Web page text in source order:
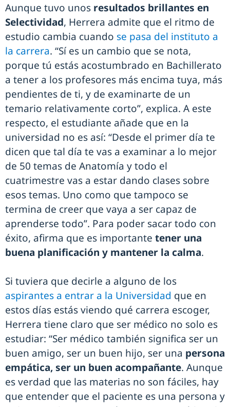
Aunque tuvo unos resultados brillantes en
Selectividad, Herrera admite que el ritmo de
estudio cambia cuando se pasa del instituto a
la carrera. “Sí es un cambio que se nota,
porque tú estás acostumbrado en Bachillerato
a tener a los profesores más encima tuya, más
pendientes de ti, y de examinarte de un
temario relativamente corto”, explica. A este
respecto, el estudiante añade que en la
universidad no es así: “Desde el primer día te
dicen que tal día te vas a examinar a lo mejor
de 50 temas de Anatomía y todo el
cuatrimestre vas a estar dando clases sobre
esos temas. Uno como que tampoco se
termina de creer que vaya a ser capaz de
aprenderse todo”. Para poder sacar todo con
éxito, afirma que es importante tener una
buena planificación y mantener la calma.
Si tuviera que decirle a alguno de los
aspirantes a entrar a la Universidad que en
estos días estás viendo qué carrera escoger,
Herrera tiene claro que ser médico no solo es
estudiar: “Ser médico también significa ser un
buen amigo, ser un buen hijo, ser una persona
empática, ser un buen acompañante. Aunque
es verdad que las materias no son fáciles, hay
que entender que el paciente es una persona y